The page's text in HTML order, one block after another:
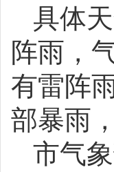
具体
阵雨，
有雷阵
部暴雨
市气